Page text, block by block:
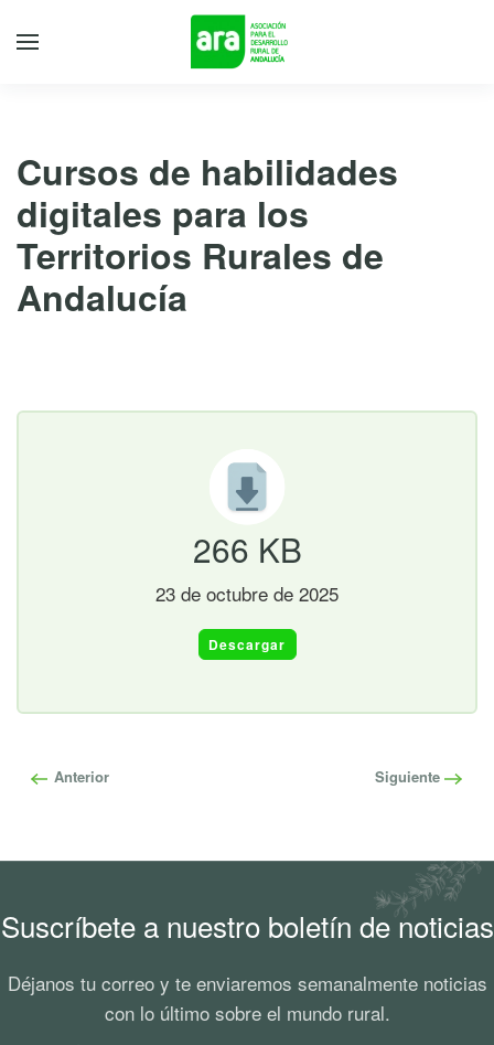
Cursos de habilidades
digitales para los
Territorios Rurales de
Andalucía
266 KB
23 de octubre de 2025
Descargar
Anterior Siguiente
Suscríbete a nuestro boletín de noticias
Déjanos tu correo y te enviaremos semanalmente noticias
con lo último sobre el mundo rural.